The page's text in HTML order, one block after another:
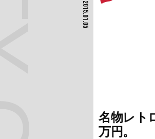
2015.01.05
名物レト
万円。